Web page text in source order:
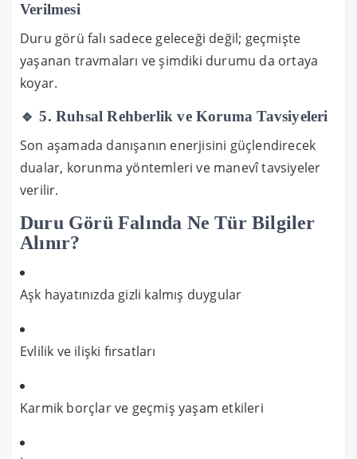
Verilmesi
Duru görü falı sadece geleceği değil; geçmişte
yaşanan travmaları ve şimdiki durumu da ortaya
koyar.
🔹 5. Ruhsal Rehberlik ve Koruma Tavsiyeleri
Son aşamada danışanın enerjisini güçlendirecek
dualar, korunma yöntemleri ve manevî tavsiyeler
verilir.
Duru Görü Falında Ne Tür Bilgiler
Alınır?
Aşk hayatınızda gizli kalmış duygular
Evlilik ve ilişki fırsatları
Karmik borçlar ve geçmiş yaşam etkileri